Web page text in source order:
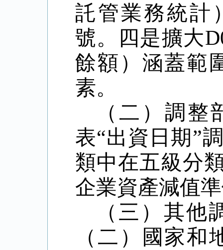
託管業務統計
號。四是擴大
餘額）涵蓋範
素。
（二）調
表“出資日期”
類中在五級分
企業資產減值
（三）其
（二）國家